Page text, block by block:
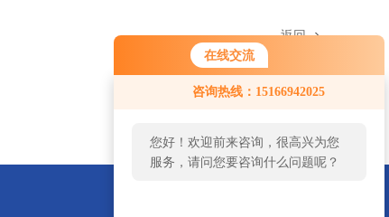
在线交流
咨询热线：15166942025
您好！欢迎前来咨询，很高兴为您
服务，请问您要咨询什么问题呢？
返回